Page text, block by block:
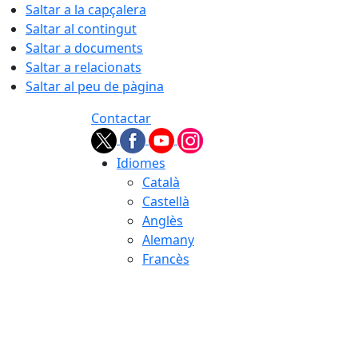
Saltar a la capçalera
Saltar al contingut
Saltar a documents
Saltar a relacionats
Saltar al peu de pàgina
Contactar
Idiomes
Català
Castellà
Anglès
Alemany
Francès